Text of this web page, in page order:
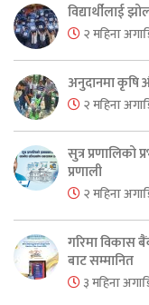
विद्यार्थीलाई
२ महिना
अनुदानमा कृषि
२ महिना
सुत्र प्रणालिको
प्रणाली
२ महिना
गरिमा विकास
बाट सम्मानित
३ महिना